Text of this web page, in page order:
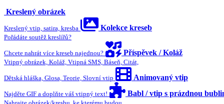
Kreslený obrázek
Kreslený vtip, satira, kresba Kolekce kreseb
Pořádáte soutěž kreslířů?
Chcete nahrát více kreseb najednou? Příspěvek / Koláž
Vtipný obrázek, Koláž, Vtipná SMS, Báseň, Citát,
Dětská hláška, Glosa, Teorie, Slovní vtip Animovaný vtip
Najděte GIF a doplňte váš vtipný text! Babl / vtip s prázdnou